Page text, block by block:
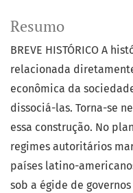
Resumo
BREVE HISTÓRICO A
relacionada
econômica da
dissociá-las. Torna-se
essa construção. No
regimes autoritários
países latino-
sob a égide de